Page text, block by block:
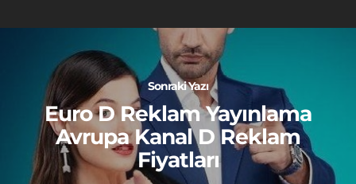
Sonraki Yazı
Euro D Reklam Yayınlama
Avrupa Kanal D Reklam
Fiyatları